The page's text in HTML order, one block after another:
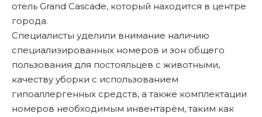
отель Grand Cascade, который находится в центре
города.
Специалисты уделили внимание наличию
специализированных номеров и зон общего
пользования для постояльцев с животными,
качеству уборки с использованием
гипоаллергенных средств, а также комплектации
номеров необходимым инвентарём, таким как